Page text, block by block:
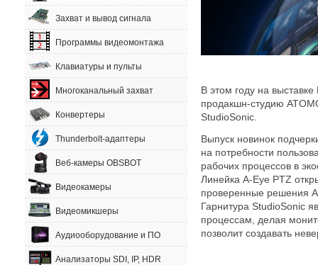
Захват и вывод сигнала
Программы видеомонтажа
Клавиатуры и пульты
Многоканальный захват
Конвертеры
Thunderbolt-адаптеры
Веб-камеры OBSBOT
Видеокамеры
Видеомикшеры
Аудиооборудование и ПО
Анализаторы SDI, IP, HDR
В этом году на
продакшн-студию
StudioSonic.
Выпуск новинок
на потребности
рабочих процессов в
Линейка A-Eye PTZ
проверенные решения
Гарнитура StudioSonic
процессам, делая
позволит создавать